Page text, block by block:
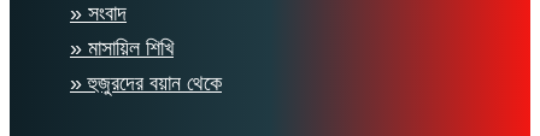
» সংবাদ
» মাসায়িল শিখি
» হুজুরদের বয়ান থেকে